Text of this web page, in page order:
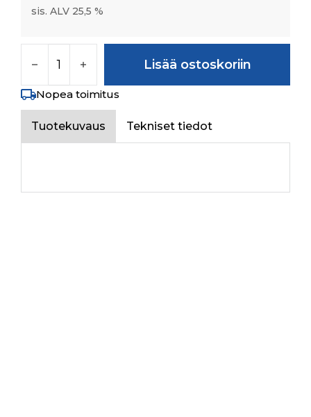
sis. ALV 25,5 %
Lisää ostoskoriin
Nopea toimitus
Tuotekuvaus Tekniset tiedot